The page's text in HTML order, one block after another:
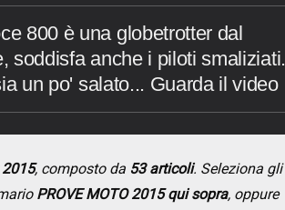
800 è una globetrotter dal
soddisfa anche i piloti smaliziati.
un po' salato... Guarda il video
2015, composto da 53 articoli. Seleziona gli
PROVE MOTO 2015 qui sopra, oppure